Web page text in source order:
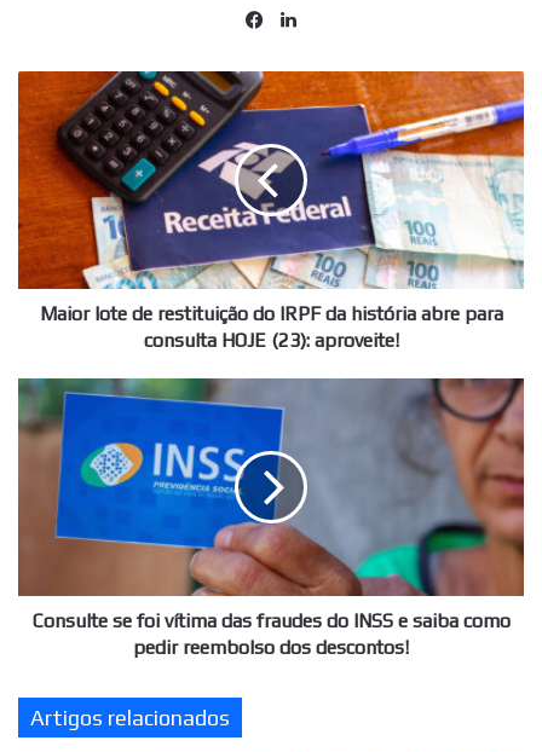
Facebook
lote
restituição
IRPF
da
história
abre
para
(23):
aproveite!
Maior lote de restituição do IRPF da história abre para
consulta HOJE (23): aproveite!
Consulte
foi
vítima
fraudes
e
saiba
reembolso
dos
descontos!
Consulte se foi vítima das fraudes do INSS e saiba como
pedir reembolso dos descontos!
Artigos relacionados